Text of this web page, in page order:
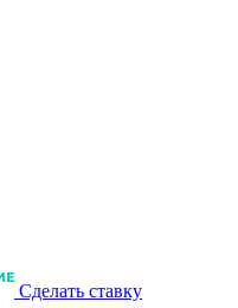
Сделать ставку